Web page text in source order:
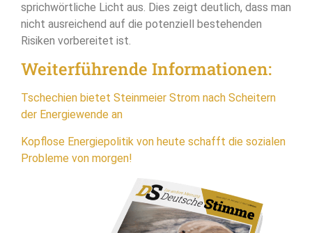
sprichwörtliche Licht aus. Dies zeigt deutlich, dass man
nicht ausreichend auf die potenziell bestehenden
Risiken vorbereitet ist.
Weiterführende Informationen:
Tschechien bietet Steinmeier Strom nach Scheitern
der Energiewende an
Kopflose Energiepolitik von heute schafft die sozialen
Probleme von morgen!